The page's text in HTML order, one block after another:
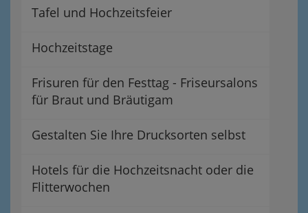
Tafel und Hochzeitsfeier
Hochzeitstage
Frisuren für den Festtag - Friseursalons
für Braut und Bräutigam
Gestalten Sie Ihre Drucksorten selbst
Hotels für die Hochzeitsnacht oder die
Flitterwochen